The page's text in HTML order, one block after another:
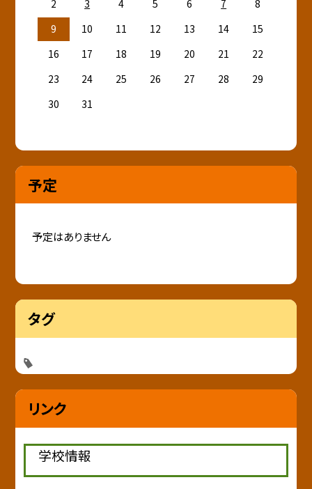
2
3 4 5 6 7
8
9
10 11 12 13 14
15
16
17 18 19 20 21
22
23
24 25 26 27 28
29
30
31
予定
予定はありません
タグ
リンク
学校情報